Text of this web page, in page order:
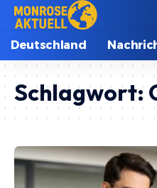
Deutschland
Schlagwort: